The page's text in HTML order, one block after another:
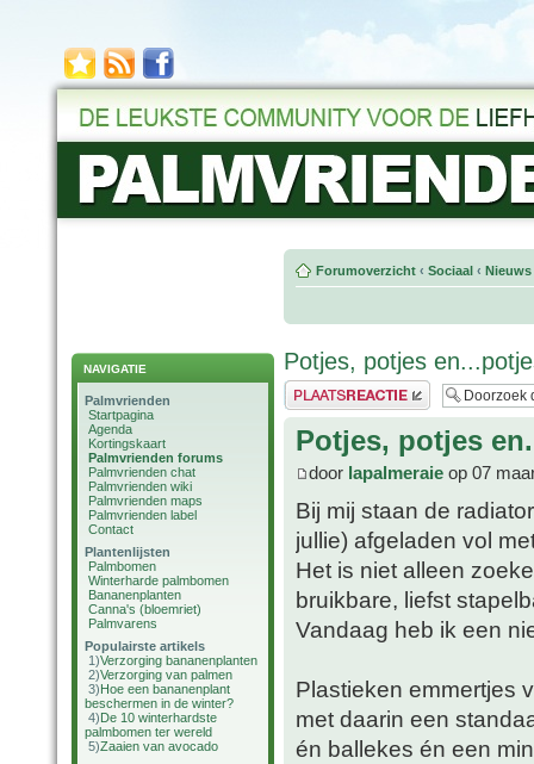
NAVIGATIE
Palmvrienden
Startpagina
Agenda
Kortingskaart
Palmvrienden forums
Palmvrienden chat
Palmvrienden wiki
Palmvrienden maps
Palmvrienden label
Contact
Plantenlijsten
Palmbomen
Winterharde palmbomen
Bananenplanten
Canna's (bloemriet)
Palmvarens
Populairste artikels
1)Verzorging bananenplanten
2)Verzorging van palmen
3)Hoe een bananenplant
beschermen in de winter?
4)De 10 winterhardste
palmbomen ter wereld
5)Zaaien van avocado
Forumoverzicht ‹ Sociaal ‹
Potjes, potjes
Plaats een reactie
Potjes, potjes
door lapalmeraie op 07
Bij mij staan de
jullie) afgeladen vol
Het is niet alleen
bruikbare, liefst
Vandaag heb ik een
Plastieken emmertjes
met daarin een
én ballekes én een